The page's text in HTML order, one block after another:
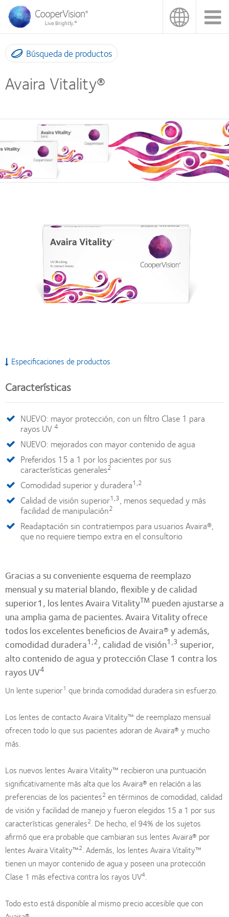
Pasar
contenido
principal
Búsqueda de productos
Avaira Vitality®
Especificaciones de productos
Características
NUEVO: mayor protección, con un filtro Clase 1 para
rayos UV 4
NUEVO: mejorados con mayor contenido de agua
Preferidos 15 a 1 por los pacientes por sus
características generales2
Comodidad superior y duradera1,2
Calidad de visión superior1,3, menos sequedad y más
facilidad de manipulación2
Readaptación sin contratiempos para usuarios Avaira®,
que no requiere tiempo extra en el consultorio
Gracias a su conveniente esquema de reemplazo
mensual y su material blando, flexible y de calidad
superior1, los lentes Avaira VitalityTM pueden ajustarse a
una amplia gama de pacientes. Avaira Vitality ofrece
todos los excelentes beneficios de Avaira® y además,
comodidad duradera1,2, calidad de visión1,3 superior,
alto contenido de agua y protección Clase 1 contra los
rayos UV4
Un lente superior1 que brinda comodidad duradera sin esfuerzo.
Los lentes de contacto Avaira Vitality™ de reemplazo mensual
ofrecen todo lo que sus pacientes adoran de Avaira® y mucho
más.
Los nuevos lentes Avaira Vitality™ recibieron una puntuación
significativamente más alta que los Avaira® en relación a las
preferencias de los pacientes2 en términos de comodidad, calidad
de visión y facilidad de manejo y fueron elegidos 15 a 1 por sus
características generales2. De hecho, el 94% de los sujetos
afirmó que era probable que cambiaran sus lentes Avaira® por
lentes Avaira Vitality™2. Además, los lentes Avaira Vitality™
tienen un mayor contenido de agua y poseen una protección
Clase 1 más efectiva contra los rayos UV4.
Todo esto está disponible al mismo precio accesible que con